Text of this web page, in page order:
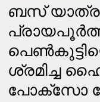
ബസ്
ശ്രമിച്ച
പോക്സോ